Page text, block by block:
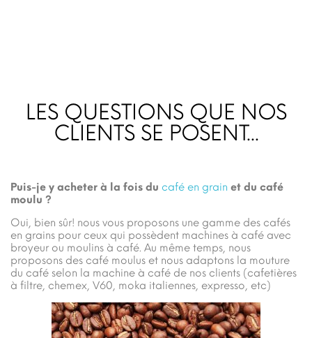
LES QUESTIONS QUE NOS
CLIENTS SE POSENT...
Puis-je y acheter à la fois du café en grain et du café
moulu ?
Oui, bien sûr! nous vous proposons une gamme des cafés
en grains pour ceux qui possèdent machines à café avec
broyeur ou moulins à café. Au même temps, nous
proposons des café moulus et nous adaptons la mouture
du café selon la machine à café de nos clients (cafetières
à filtre, chemex, V60, moka italiennes, expresso, etc)